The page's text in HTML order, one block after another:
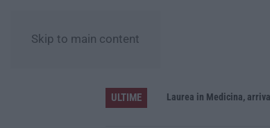
Skip to main content
ULTIME
Sistema bibliotecario vibonese, la dura replica di Soriano e Romeo: «Il fallimento è di chi ha staccato la spina» Laurea in Medicina,